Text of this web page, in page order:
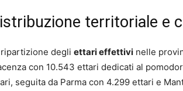
territoriale e
ripartizione degli ettari effettivi nelle
con 10.543 ettari dedicati al
seguita da Parma con 4.299 ettari e